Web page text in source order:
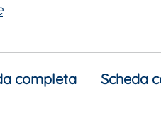
completa Scheda